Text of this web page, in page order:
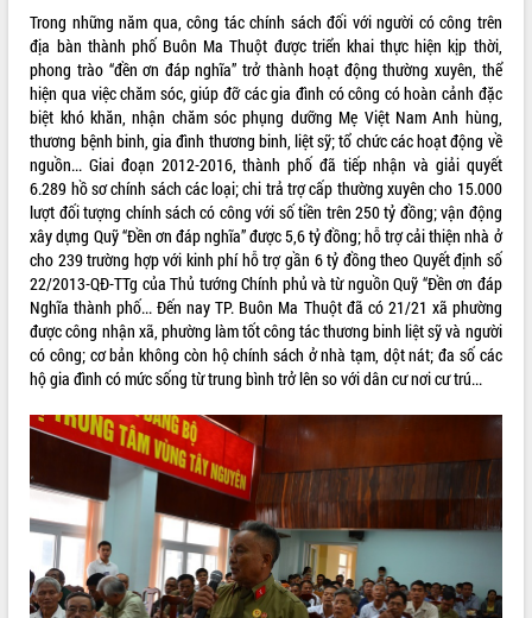
VIDEO
Không có file video nào để phát.
Trong những năm qua, công tác chính sách đối với người có công trên
địa bàn thành phố Buôn Ma Thuột được triển khai thực hiện kịp thời,
phong trào “đền ơn đáp nghĩa” trở thành hoạt động thường xuyên, thể
hiện qua việc chăm sóc, giúp đỡ các gia đình có công có hoàn cảnh đặc
biệt khó khăn, nhận chăm sóc phụng dưỡng Mẹ Việt Nam Anh hùng,
thương bệnh binh, gia đình thương binh, liệt sỹ; tổ chức các hoạt động về
nguồn... Giai đoạn 2012-2016, thành phố đã tiếp nhận và giải quyết
6.289 hồ sơ chính sách các loại; chi trả trợ cấp thường xuyên cho 15.000
lượt đối tượng chính sách có công với số tiền trên 250 tỷ đồng; vận động
xây dựng Quỹ “Đền ơn đáp nghĩa” được 5,6 tỷ đồng; hỗ trợ cải thiện nhà ở
cho 239 trường hợp với kinh phí hỗ trợ gần 6 tỷ đồng theo Quyết định số
22/2013-QĐ-TTg của Thủ tướng Chính phủ và từ nguồn Quỹ “Đền ơn đáp
Nghĩa thành phố... Đến nay TP. Buôn Ma Thuột đã có 21/21 xã phường
được công nhận xã, phường làm tốt công tác thương binh liệt sỹ và người
có công; cơ bản không còn hộ chính sách ở nhà tạm, dột nát; đa số các
hộ gia đình có mức sống từ trung bình trở lên so với dân cư nơi cư trú...